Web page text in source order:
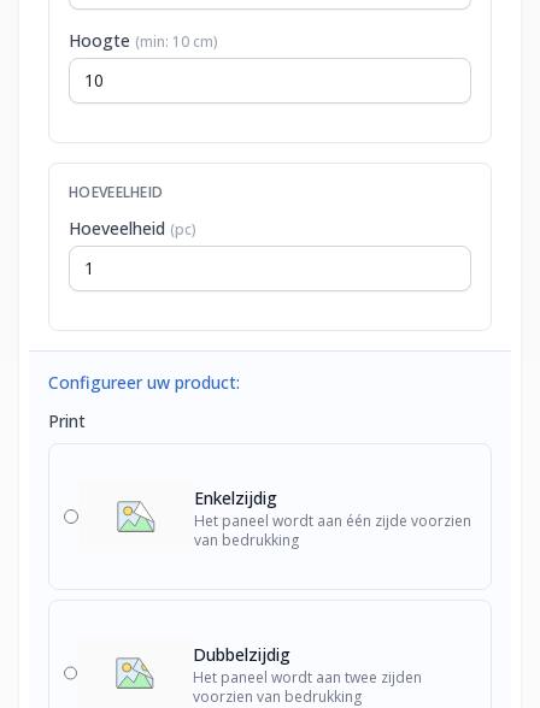
Hoogte (min: 10 cm)
HOEVEELHEID
Hoeveelheid (pc)
Configureer uw product:
Print
Enkelzijdig
Het paneel wordt aan één zijde voorzien
van bedrukking
Dubbelzijdig
Het paneel wordt aan twee zijden
voorzien van bedrukking